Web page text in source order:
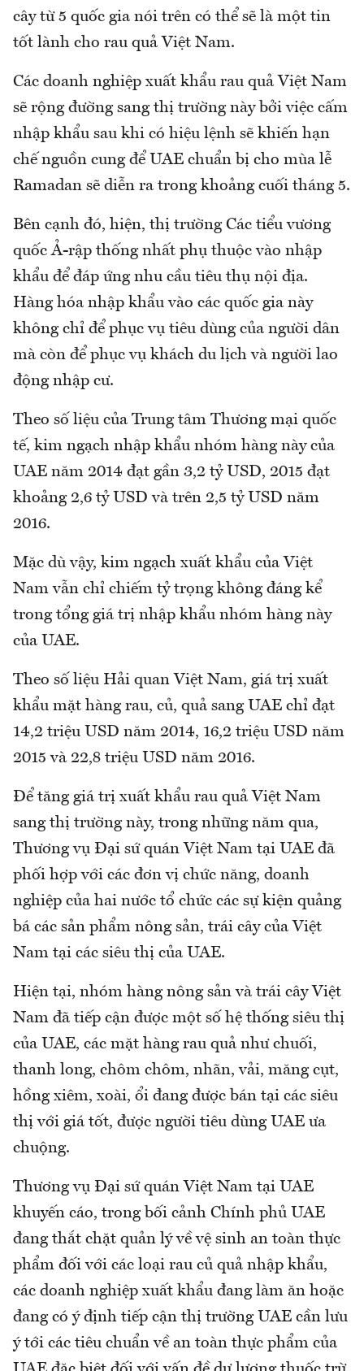
cây từ 5 quốc gia nói trên có thể sẽ là một tin
tốt lành cho rau quả Việt Nam.
Các doanh nghiệp xuất khẩu rau quả Việt Nam
sẽ rộng đường sang thị trường này bởi việc cấm
nhập khẩu sau khi có hiệu lệnh sẽ khiến hạn
chế nguồn cung để UAE chuẩn bị cho mùa lễ
Ramadan sẽ diễn ra trong khoảng cuối tháng 5.
Bên cạnh đó, hiện, thị trường Các tiểu vương
quốc Ả-rập thống nhất phụ thuộc vào nhập
khẩu để đáp ứng nhu cầu tiêu thụ nội địa.
Hàng hóa nhập khẩu vào các quốc gia này
không chỉ để phục vụ tiêu dùng của người dân
mà còn để phục vụ khách du lịch và người lao
động nhập cư.
Theo số liệu của Trung tâm Thương mại quốc
tế, kim ngạch nhập khẩu nhóm hàng này của
UAE năm 2014 đạt gần 3,2 tỷ USD, 2015 đạt
khoảng 2,6 tỷ USD và trên 2,5 tỷ USD năm
2016.
Mặc dù vậy, kim ngạch xuất khẩu của Việt
Nam vẫn chỉ chiếm tỷ trọng không đáng kể
trong tổng giá trị nhập khẩu nhóm hàng này
của UAE.
Theo số liệu Hải quan Việt Nam, giá trị xuất
khẩu mặt hàng rau, củ, quả sang UAE chỉ đạt
14,2 triệu USD năm 2014, 16,2 triệu USD năm
2015 và 22,8 triệu USD năm 2016.
Để tăng giá trị xuất khẩu rau quả Việt Nam
sang thị trường này, trong những năm qua,
Thương vụ Đại sứ quán Việt Nam tại UAE đã
phối hợp với các đơn vị chức năng, doanh
nghiệp của hai nước tổ chức các sự kiện quảng
bá các sản phẩm nông sản, trái cây của Việt
Nam tại các siêu thị của UAE.
Hiện tại, nhóm hàng nông sản và trái cây Việt
Nam đã tiếp cận được một số hệ thống siêu thị
của UAE, các mặt hàng rau quả như chuối,
thanh long, chôm chôm, nhãn, vải, măng cụt,
hồng xiêm, xoài, ổi đang được bán tại các siêu
thị với giá tốt, được người tiêu dùng UAE ưa
chuộng.
Thương vụ Đại sứ quán Việt Nam tại UAE
khuyến cáo, trong bối cảnh Chính phủ UAE
đang thắt chặt quản lý về vệ sinh an toàn thực
phẩm đối với các loại rau củ quả nhập khẩu,
các doanh nghiệp xuất khẩu đang làm ăn hoặc
đang có ý định tiếp cận thị trường UAE cần lưu
ý tới các tiêu chuẩn về an toàn thực phẩm của